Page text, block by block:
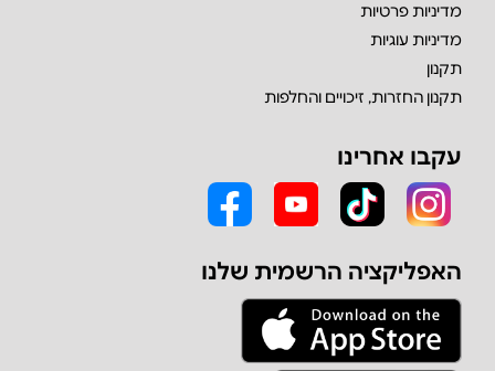
מדיניות פרטיות
מדיניות עוגיות
תקנון
תקנון החזרות, זיכויים והחלפות
עקבו אחרינו
האפליקציה הרשמית שלנו